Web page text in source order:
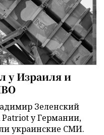
у Израиля и
Зеленский
Patriot у Германии,
украинские СМИ.